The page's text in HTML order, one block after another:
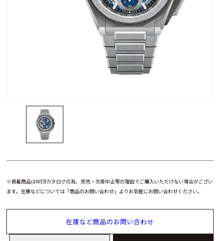
※掲載商品はWEBカタログの為、完売・生産中止等の理由でご購入いただけない場合がござい
ます。在庫などについては「商品のお問い合わせ」よりお気軽にお問い合わせください。
在庫など商品のお問い合わせ